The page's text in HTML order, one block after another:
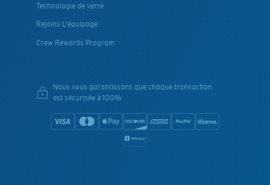
Technologie de verre
Rejoins L'équipage
Crew Rewards Program
Nous vous garantissons que chaque transaction
est sécurisée à 100%